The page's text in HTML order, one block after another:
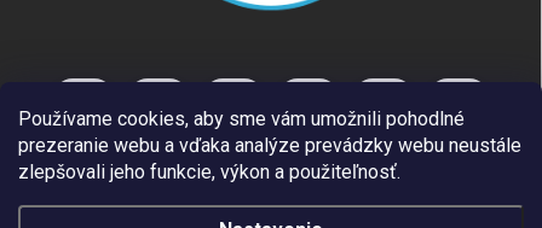
Používame cookies, aby sme vám umožnili pohodlné
prezeranie webu a vďaka analýze prevádzky webu neustále
zlepšovali jeho funkcie, výkon a použiteľnosť.